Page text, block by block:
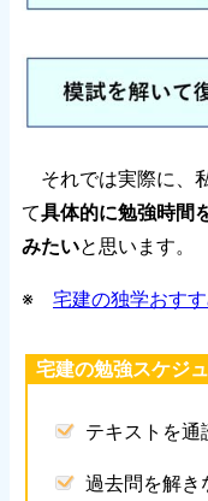
それでは実際に、
て具体的に勉強時間
みたいと思います。
※ 宅建の独学おす
宅建の勉強スケジ
テキストを通
過去問を解き